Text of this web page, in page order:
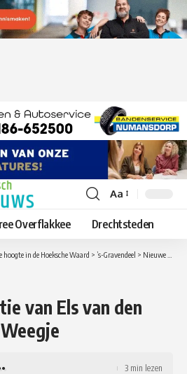
Lettergrootte
aanpassen
Aa
Overflakkee Drechtsteden
hoogte in de Hoeksche Waard > ’s-Gravendeel > Nieuwe expositie van Els van den Boogaard in ’t Weegje
van Els van den
3 min lezen